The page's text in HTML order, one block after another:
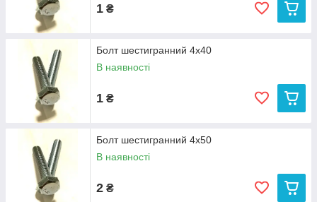
1 ₴
Болт шестигранний 4х40
В наявності
1 ₴
Болт шестигранний 4х50
В наявності
2 ₴